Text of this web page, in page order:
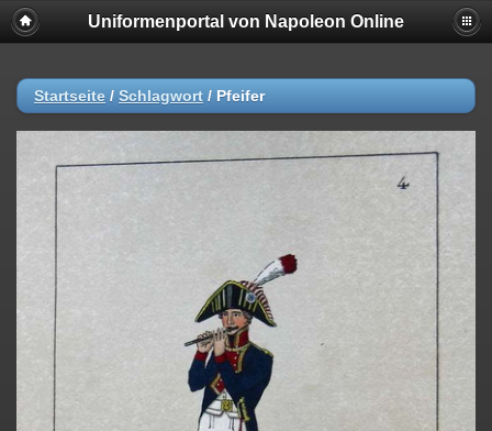
Uniformenportal von Napoleon Online
Startseite / Schlagwort / Pfeifer